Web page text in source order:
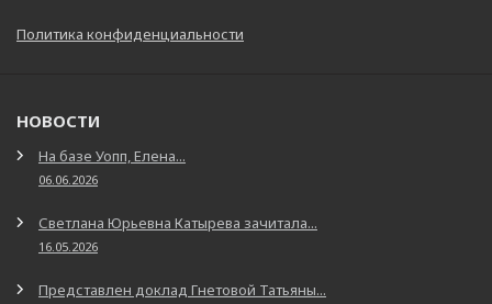
Политика конфиденциальности
НОВОСТИ
На базе Уопп, Елена...
06.06.2026
Светлана Юрьевна Катырева зачитала...
16.05.2026
Представлен доклад Гнетовой Татьяны...